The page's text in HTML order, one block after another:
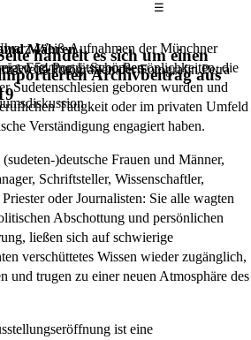
Das
☰
handelt es sich um einen
Archivbeitrag aus
Mähren
Weiß-Fotografien der Fotografin Petra
Weiß-Aufnahmen der Münchner
54 Porträts von Persönlichkeiten, die
Sudetenschlesien geboren wurden und
Tätigkeit oder im privaten Umfeld
Verständigung engagiert haben.
)deutsche Frauen und Männer,
Schriftsteller, Wissenschaftler,
oder Journalisten: Sie alle wagten
Abschottung und persönlichen
ließen sich auf schwierige
verschüttetes Wissen wieder zugänglich,
und trugen zu einer neuen Atmosphäre des
ist eine
Freyung 1, Schönsee